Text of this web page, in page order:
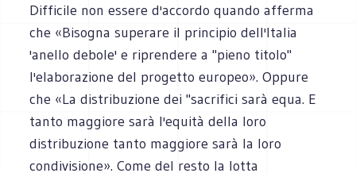
Difficile non essere d'accordo quando afferma
che «Bisogna superare il principio dell'Italia
'anello debole' e riprendere a "pieno titolo"
l'elaborazione del progetto europeo». Oppure
che «La distribuzione dei "sacrifici sarà equa. E
tanto maggiore sarà l'equità della loro
distribuzione tanto maggiore sarà la loro
condivisione». Come del resto la lotta